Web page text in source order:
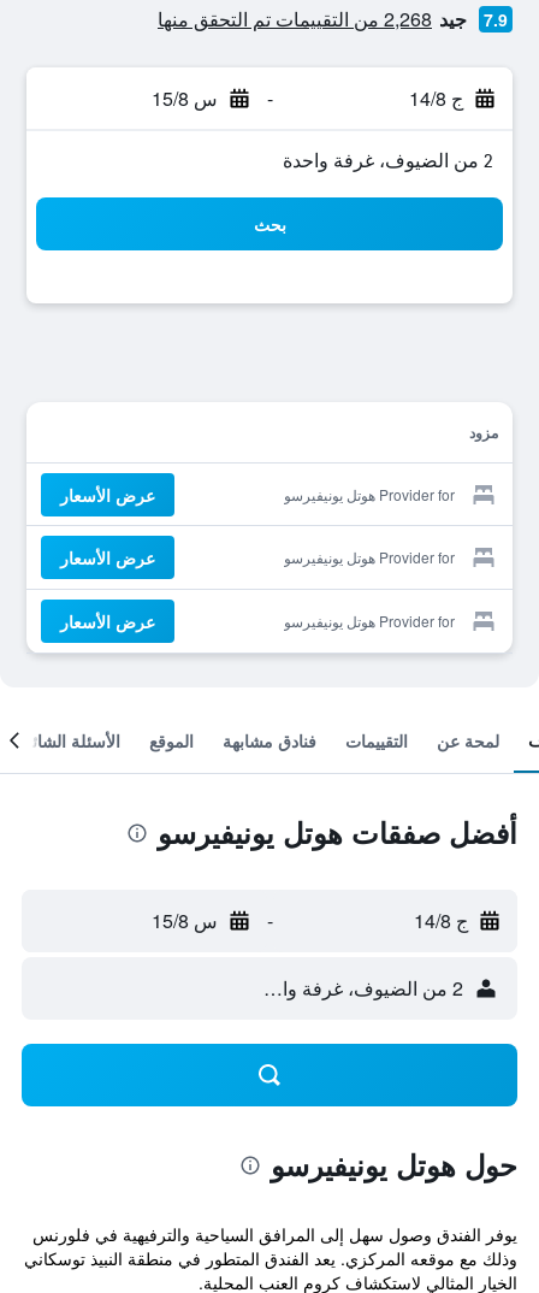
7.9 جيد 2,268 من التقييمات تم التحقق منها
ج 14/8 - س 15/8
2 من الضيوف، غرفة واحدة
بحث
مزود
Provider for هوتل يونيفيرسو عرض الأسعار
Provider for هوتل يونيفيرسو عرض الأسعار
Provider for هوتل يونيفيرسو عرض الأسعار
لمحة عن التقييمات فنادق مشابهة الموقع الأسئلة الشائعة
أفضل صفقات هوتل يونيفيرسو
ج 14/8 - س 15/8
2 من الضيوف، غرفة واحدة
حول هوتل يونيفيرسو
يوفر الفندق وصول سهل إلى المرافق السياحية والترفيهية في فلورنس
وذلك مع موقعه المركزي. يعد الفندق المتطور في منطقة النبيذ توسكاني
الخيار المثالي لاستكشاف كروم العنب المحلية.